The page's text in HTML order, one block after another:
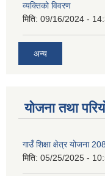
व्यक्तिको विवरण
मिति: 09/16/2024 -
अन्य
योजना तथा
गाउँ शिक्षा क्षेत्र योजना
मिति: 05/25/2025 -